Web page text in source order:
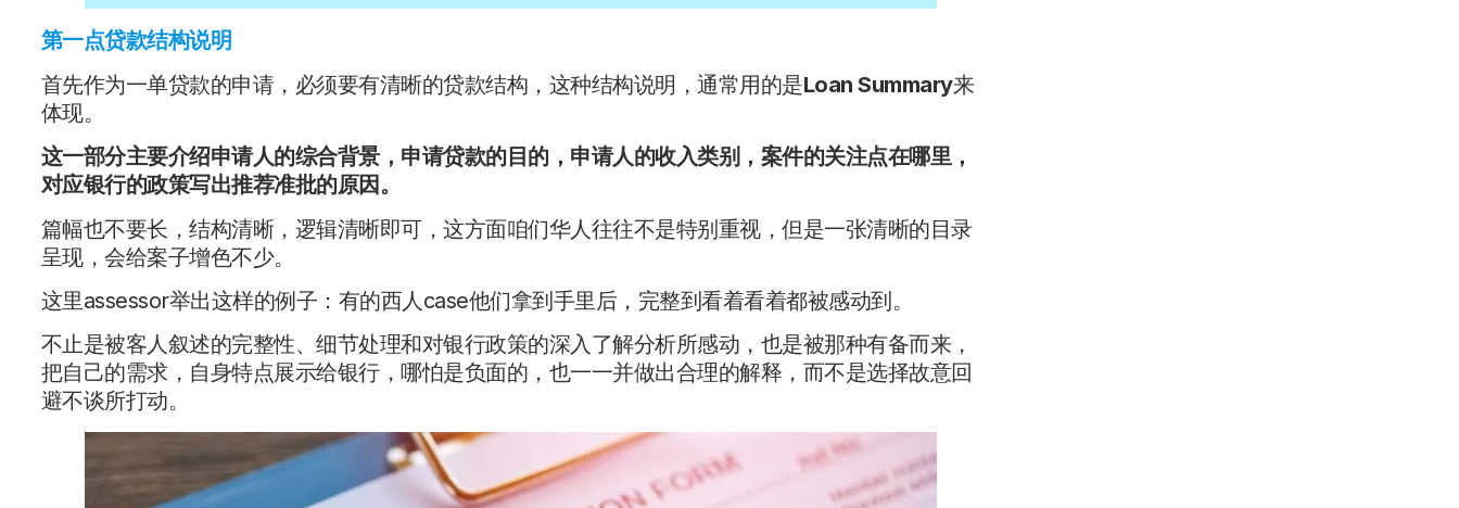
第一点贷款结构说明
首先作为一单贷款的申请，必须要有清晰的贷款结构，这种结构说明，通常用的是Loan Summary来
体现。
这一部分主要介绍申请人的综合背景，申请贷款的目的，申请人的收入类别，案件的关注点在哪里，
对应银行的政策写出推荐准批的原因。
篇幅也不要长，结构清晰，逻辑清晰即可，这方面咱们华人往往不是特别重视，但是一张清晰的目录
呈现，会给案子增色不少。
这里assessor举出这样的例子：有的西人case他们拿到手里后，完整到看着看着都被感动到。
不止是被客人叙述的完整性、细节处理和对银行政策的深入了解分析所感动，也是被那种有备而来，
把自己的需求，自身特点展示给银行，哪怕是负面的，也一一并做出合理的解释，而不是选择故意回
避不谈所打动。